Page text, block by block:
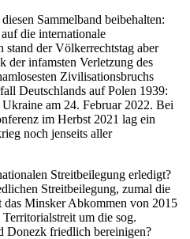
Sammelband beibehalten:
die internationale
der Völkerrechtstag aber
der infamsten Verletzung des
Zivilisationsbruchs
Deutschlands auf Polen 1939:
am 24. Februar 2022. Bei
im Herbst 2021 lag ein
noch jenseits aller
Streitbeilegung erledigt?
Streitbeilegung, zumal die
Minsker Abkommen von 2015
um die sog.
Donezk friedlich bereinigen?